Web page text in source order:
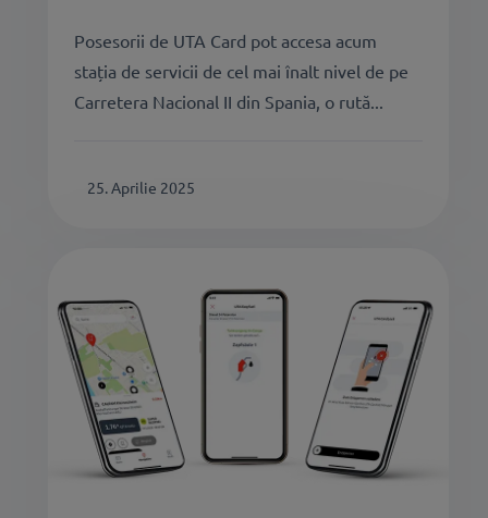
Posesorii de UTA Card pot accesa acum
stația de servicii de cel mai înalt nivel de pe
Carretera Nacional II din Spania, o rută...
25. Aprilie 2025